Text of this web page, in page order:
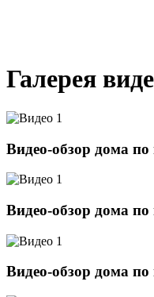
Галерея
Видео-обзор дома
Видео-обзор дома
Видео-обзор дома